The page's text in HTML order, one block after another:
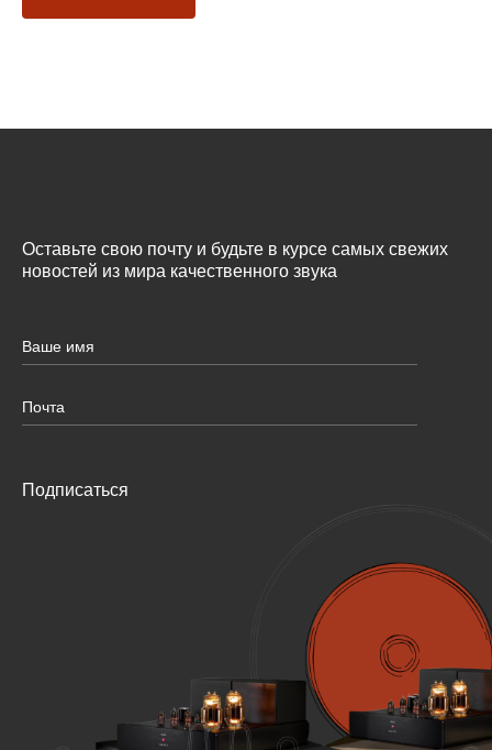
Оставьте свою почту и будьте в курсе самых свежих
новостей из мира качественного звука
Подписаться